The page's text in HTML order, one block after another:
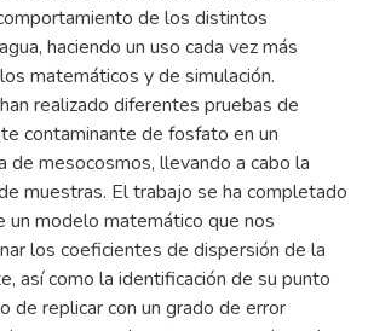
de los distintos
haciendo un uso cada vez más
matemáticos y de simulación.
realizado diferentes pruebas de
contaminante de fosfato en un
de mesocosmos, llevando a cabo la
muestras. El trabajo se ha completado
un modelo matemático que nos
los coeficientes de dispersión de la
así como la identificación de su punto
de replicar con un grado de error